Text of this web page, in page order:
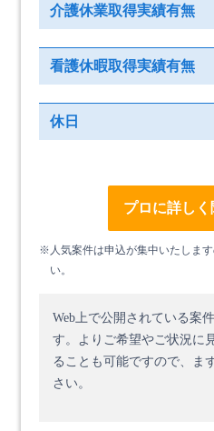
介護休業取得実績有無
看護休暇取得実績有無
休日
プロに詳し
※人気案件は申込が集中いたしま
い。
Web上で公開されている案
す。 よりご希望やご状況に
ることも可能ですので、ま
さい。